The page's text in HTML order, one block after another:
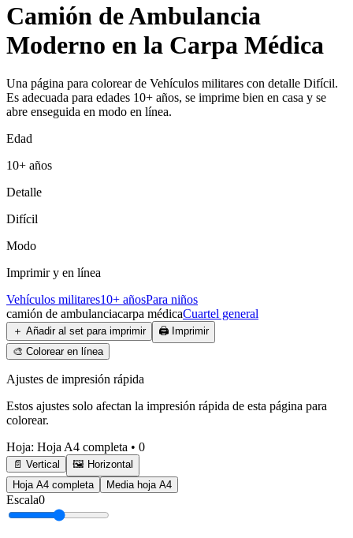
Camión de Ambulancia
Moderno en la Carpa Médica
Una página para colorear de Vehículos militares con detalle Difícil.
Es adecuada para edades 10+ años, se imprime bien en casa y se
abre enseguida en modo en línea.
Edad
10+ años
Detalle
Difícil
Modo
Imprimir y en línea
Vehículos militares10+ añosPara niños
camión de ambulanciacarpa médicaCuartel general
＋ Añadir al set para imprimir 🖨️ Imprimir
🎨 Colorear en línea
Ajustes de impresión rápida
Estos ajustes solo afectan la impresión rápida de esta página para
colorear.
Hoja: Hoja A4 completa • 0
📄 Vertical
🖼️ Horizontal
Hoja A4 completa
Media hoja A4
Escala0